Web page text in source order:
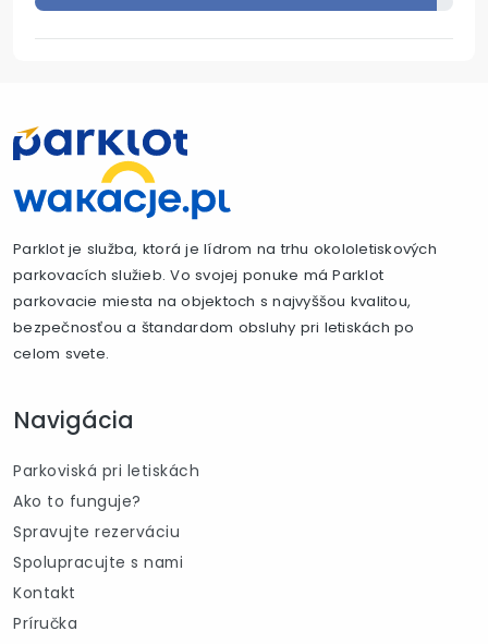
Parklot je služba, ktorá je lídrom na trhu okololetiskových
parkovacích služieb. Vo svojej ponuke má Parklot
parkovacie miesta na objektoch s najvyššou kvalitou,
bezpečnosťou a štandardom obsluhy pri letiskách po
celom svete.
Navigácia
Parkoviská pri letiskách
Ako to funguje?
Spravujte rezerváciu
Spolupracujte s nami
Kontakt
Príručka